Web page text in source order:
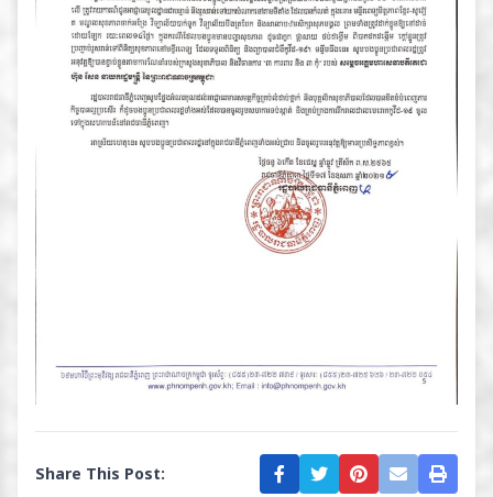
Share This Post: